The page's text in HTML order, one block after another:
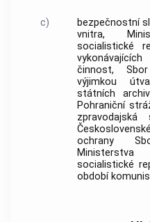
c) bezpečnostní
vnitra,
socialistické
činnost,
výjimkou
státních
Pohraniční
zpravodajská
ochrany
socialistické
období